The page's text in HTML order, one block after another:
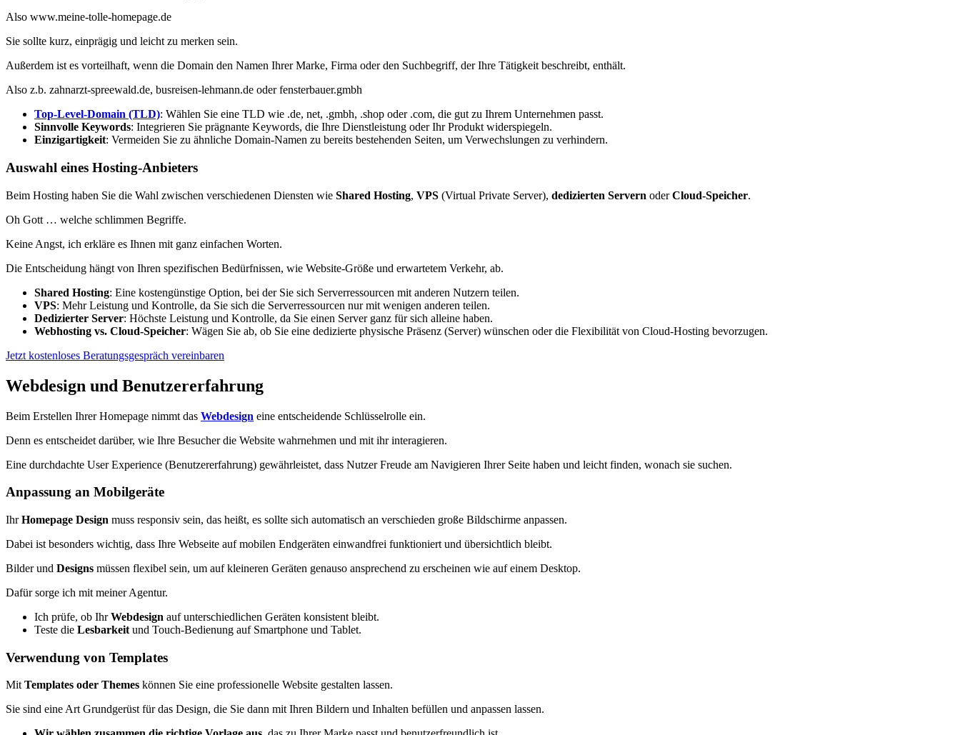
Also www.meine-tolle-homepage.de
Sie sollte kurz, einprägig und leicht zu merken sein.
Außerdem ist es vorteilhaft, wenn die Domain den Namen Ihrer Marke, Firma oder den Suchbegriff, der Ihre Tätigkeit beschreibt, enthält.
Also z.b. zahnarzt-spreewald.de, busreisen-lehmann.de oder fensterbauer.gmbh
Top-Level-Domain (TLD): Wählen Sie eine TLD wie .de, net, .gmbh, .shop oder .com, die gut zu Ihrem Unternehmen passt.
Sinnvolle Keywords: Integrieren Sie prägnante Keywords, die Ihre Dienstleistung oder Ihr Produkt widerspiegeln.
Einzigartigkeit: Vermeiden Sie zu ähnliche Domain-Namen zu bereits bestehenden Seiten, um Verwechslungen zu verhindern.
Auswahl eines Hosting-Anbieters
Beim Hosting haben Sie die Wahl zwischen verschiedenen Diensten wie Shared Hosting, VPS (Virtual Private Server), dedizierten Servern oderCloud-Speicher.
Oh Gott … welche schlimmen Begriffe.
Keine Angst, ich erkläre es Ihnen mit ganz einfachen Worten.
Die Entscheidung hängt von Ihren spezifischen Bedürfnissen, wie Website-Größe und erwartetem Verkehr, ab.
Shared Hosting: Eine kostengünstige Option, bei der Sie sich Serverressourcen mit anderen Nutzern teilen.
VPS: Mehr Leistung und Kontrolle, da Sie sich die Serverressourcen nur mit wenigen anderen teilen.
Dedizierter Server: Höchste Leistung und Kontrolle, da Sie einen Server ganz für sich alleine haben.
Webhosting vs. Cloud-Speicher: Wägen Sie ab, ob Sie eine dedizierte physische Präsenz (Server) wünschen oder die Flexibilität von Cloud-Hosting bevorzugen.
Jetzt kostenloses Beratungsgespräch vereinbaren
Webdesign und Benutzererfahrung
Beim Erstellen Ihrer Homepage nimmt das Webdesign eine entscheidende Schlüsselrolle ein.
Denn es entscheidet darüber, wie Ihre Besucher die Website wahrnehmen und mit ihr interagieren.
Eine durchdachte User Experience (Benutzererfahrung) gewährleistet, dass Nutzer Freude am Navigieren Ihrer Seite haben und leicht finden, wonach sie suchen.
Anpassung an Mobilgeräte
IhrHomepage Design muss responsiv sein, das heißt, es sollte sich automatisch an verschieden große Bildschirme anpassen.
Dabei ist besonders wichtig, dass Ihre Webseite auf mobilen Endgeräten einwandfrei funktioniert und übersichtlich bleibt.
Bilder und Designs müssen flexibel sein, um auf kleineren Geräten genauso ansprechend zu erscheinen wie auf einem Desktop.
Dafür sorge ich mit meiner Agentur.
Ich prüfe, ob IhrWebdesign auf unterschiedlichen Geräten konsistent bleibt.
Teste die Lesbarkeit und Touch-Bedienung auf Smartphone und Tablet.
Verwendung von Templates
MitTemplates oder Themes können Sie eine professionelle Website gestalten lassen.
Sie sind eine Art Grundgerüst für das Design, die Sie dann mit Ihren Bildern und Inhalten befüllen und anpassen lassen.